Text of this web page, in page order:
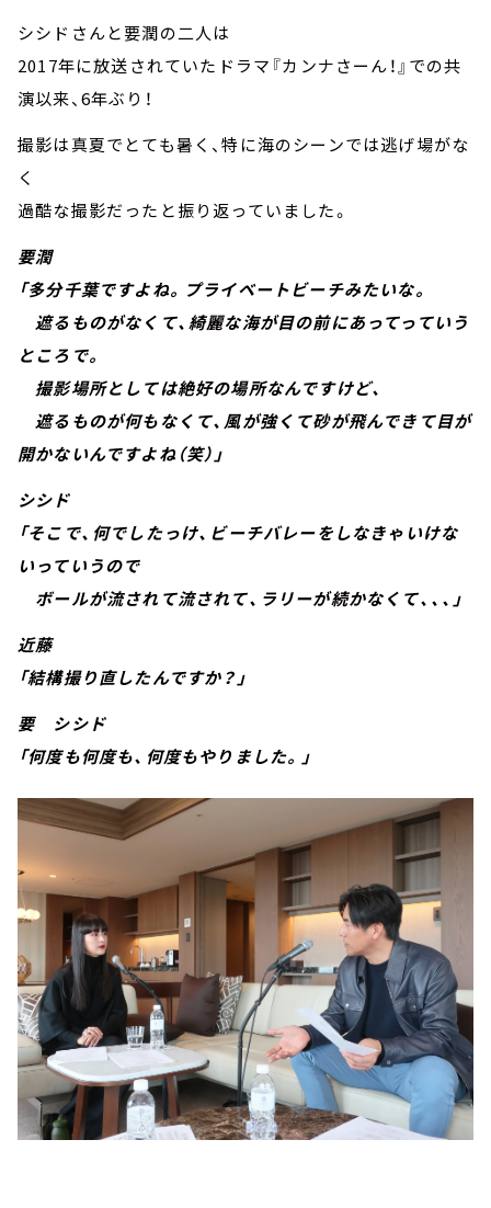
シシドさんと要潤の二人は
2017年に放送されていたドラマ『カンナさーん！』での共
演以来、6年ぶり！
撮影は真夏でとても暑く、特に海のシーンでは逃げ場がな
く
過酷な撮影だったと振り返っていました。
要潤
「多分千葉ですよね。プライベートビーチみたいな。
遮るものがなくて、綺麗な海が目の前にあってっていう
ところで。
撮影場所としては絶好の場所なんですけど、
遮るものが何もなくて、風が強くて砂が飛んできて目が
開かないんですよね（笑）」
シシド
「そこで、何でしたっけ、ビーチバレーをしなきゃいけな
いっていうので
ボールが流されて流されて、ラリーが続かなくて、、、」
近藤
「結構撮り直したんですか？」
要 シシド
「何度も何度も、何度もやりました。」